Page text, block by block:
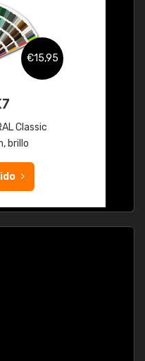
€15,95
Classic
brillo